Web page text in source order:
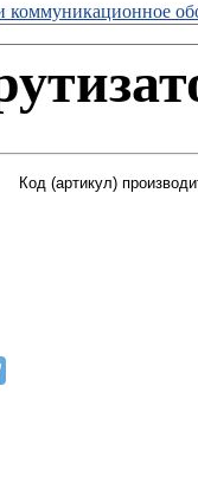
коммуникационное
Код (артикул)